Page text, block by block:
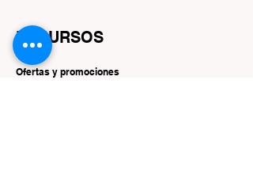
RECURSOS
Ofertas y promociones